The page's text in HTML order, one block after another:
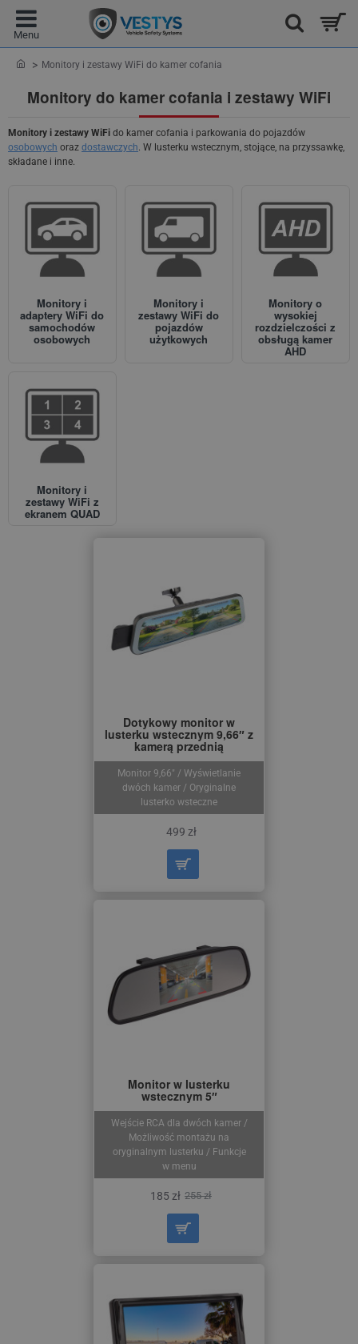
Monitory do kamer cofania i zestawy WiFi
homeMonitory i zestawy WiFi do kamer cofania
Monitory i zestawy WiFi do kamer cofania i parkowania do pojazdów
osobowych oraz dostawczych. W lusterku wstecznym, stojące, na przyssawkę,
składane i inne.
Monitory i
adaptery WiFi do
samochodów
osobowych
Monitory i
zestawy WiFi do
pojazdów
użytkowych
Monitory o
wysokiej
rozdzielczości z
obsługą kamer
AHD
Monitory i
zestawy WiFi z
ekranem QUAD
Monitor 9,66″ / Wyświetlanie
dwóch kamer / Oryginalne
lusterko wsteczne
Dotykowy monitor w
lusterku wstecznym 9,66″ z
kamerą przednią
499 zł
Wejście RCA dla dwóch kamer /
Możliwość montażu na
oryginalnym lusterku / Funkcje
w menu
Monitor w lusterku
wstecznym 5″
185 zł 255 zł